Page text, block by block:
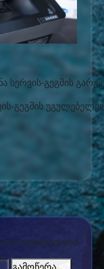
სერვის-გეგმის
გეგმის
ნიუსლეთერი